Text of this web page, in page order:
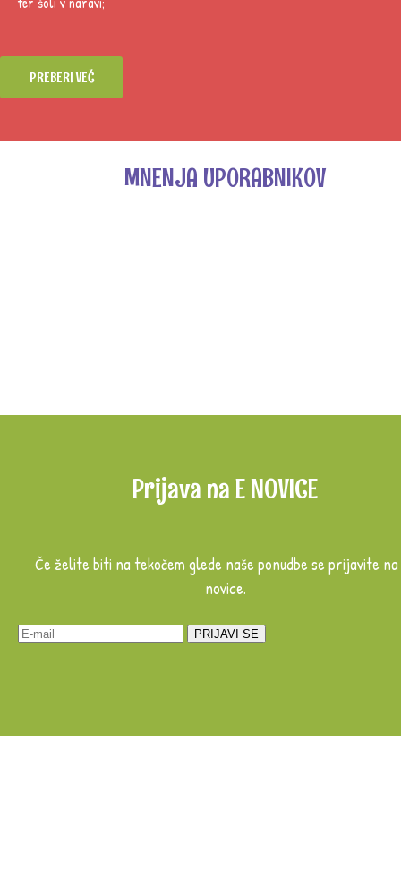
PREBERI VEČ
MNENJA UPORABNIKOV
Prijava na E NOVICE
Če želite biti na tekočem glede naše ponudbe se prijavite
novice.